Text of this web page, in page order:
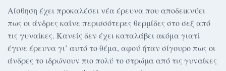
Στοχασμοί & αποφθέγματα
Διαφήμιση
Γίνετε συνδρομητής
Μόνο για συνδρομητές
Αίσθηση έχει προκαλέσει νέα έρευνα που αποδεικνύει
πως οι άνδρες καίνε περισσότερες θερμίδες στο σεξ από
τις γυναίκες. Κανείς δεν έχει καταλάβει ακόμα γιατί
έγινε έρευνα γι’ αυτό το θέμα, αφού ήταν σίγουρο πως οι
άνδρες το ιδρώνουν πιο πολύ το στρώμα από τις γυναίκες